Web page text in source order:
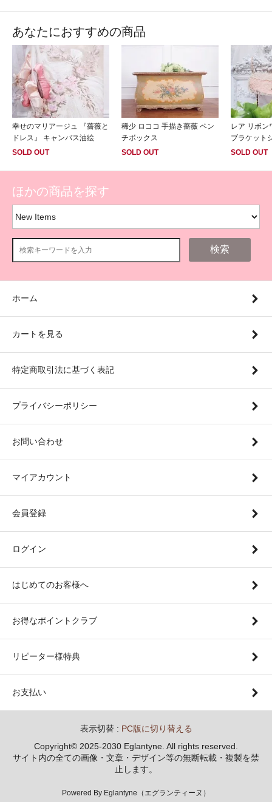
あなたにおすすめの商品
幸せのマリアージュ 『薔薇と
ドレス』 キャンバス油絵
SOLD OUT
稀少 ロココ 手描き薔薇 ベン
チボックス
SOLD OUT
レア リボン
ブラケット
SOLD OUT
ほかの商品を探す
検索
ホーム
カートを見る
特定商取引法に基づく表記
プライバシーポリシー
お問い合わせ
マイアカウント
会員登録
ログイン
はじめてのお客様へ
お得なポイントクラブ
リピーター様特典
お支払い
表示切替 : PC版に切り替える
Copyright© 2025-2030 Eglantyne. All rights reserved.
サイト内の全ての画像・文章・デザイン等の無断転載・複製を禁
止します。
Powered By Eglantyne（エグランティーヌ）